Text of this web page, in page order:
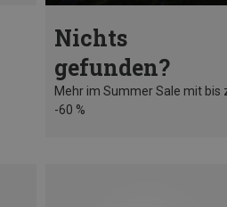
Nichts
gefunden?
Mehr im Summer Sale mit bis
-60 %